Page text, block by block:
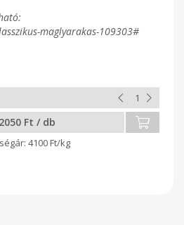
maglyarakas-109303#
2050 Ft / db
4100 Ft/kg